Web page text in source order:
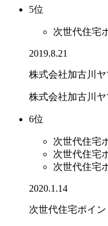
5位
次世代住宅
2019.8.21
株式会社加古川
株式会社加古川
6位
次世代住宅
次世代住宅
次世代住宅
2020.1.14
次世代住宅ポイ